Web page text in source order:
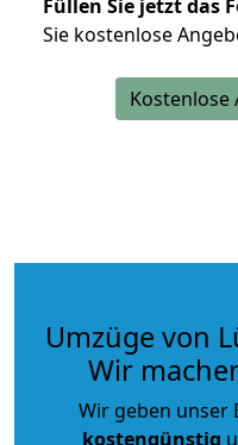
Füllen Sie jetzt das
Sie kostenlose
Kostenlose
Umzüge von
Wir
Wir geben unser
kostengünstig